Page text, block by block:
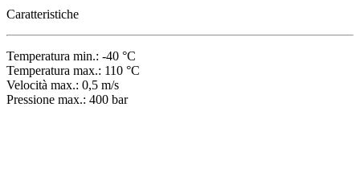
Caratteristiche
Temperatura min.: -40 °C
Temperatura max.: 110 °C
Velocità max.: 0,5 m/s
Pressione max.: 400 bar